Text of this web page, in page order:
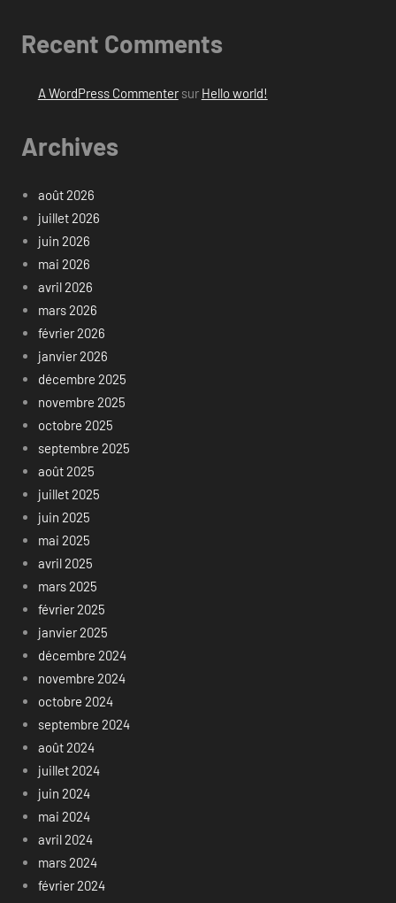
Recent Comments
A WordPress Commentersur Hello world!
Archives
août 2026
juillet 2026
juin 2026
mai 2026
avril 2026
mars 2026
février 2026
janvier 2026
décembre 2025
novembre 2025
octobre 2025
septembre 2025
août 2025
juillet 2025
juin 2025
mai 2025
avril 2025
mars 2025
février 2025
janvier 2025
décembre 2024
novembre 2024
octobre 2024
septembre 2024
août 2024
juillet 2024
juin 2024
mai 2024
avril 2024
mars 2024
février 2024